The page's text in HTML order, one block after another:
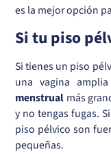
es la mejor opción
Si tu piso
Si tienes un piso
una vagina
menstrual más
y no tengas fugas.
piso pélvico son
pequeñas.